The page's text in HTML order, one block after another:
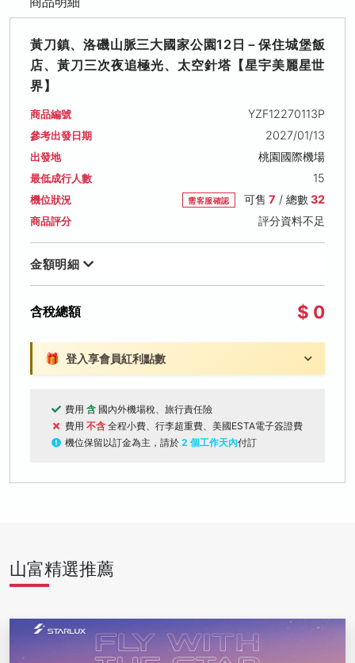
黃刀鎮、洛磯山脈三大國家公園12日－保住城堡飯
店、黃刀三次夜追極光、太空針塔【星宇美麗星世
界】
商品編號 YZF12270113P
參考出發日期 2027/01/13
出發地 桃園國際機場
最低成行人數 15
機位狀況 需客服確認 可售 7 / 總數32
商品評分 評分資料不足
金額明細
含稅總額 $ 0
🎁 登入享會員紅利點數
費用 含 國內外機場稅、旅行責任險
費用 不含 全程小費、行李超重費、美國ESTA電子簽證費
機位保留以訂金為主，請於 2 個工作天內付訂
山富精選推薦